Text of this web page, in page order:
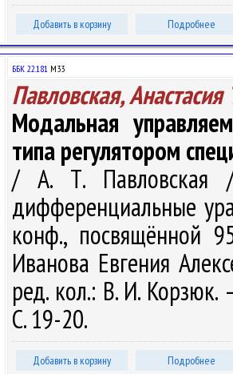
Добавить в корзину Подробнее
ББК 22.181 М33
Павловская, Анастасия
Модальная
типа регулятором
/ А. Т. Павловская
дифференциальные
конф., посвящённой
Иванова Евгения
ред. кол.: В. И.
С. 19-20.
Добавить в корзину Подробнее